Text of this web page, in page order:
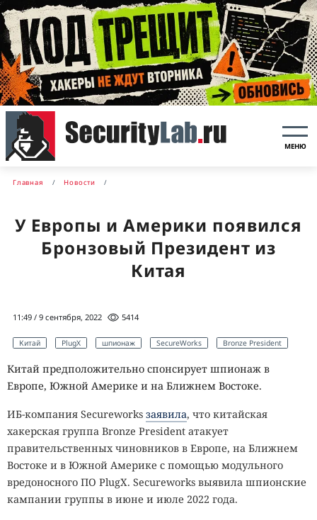
МЕНЮ
Главная Новости
У Европы и Америки появился
Бронзовый Президент из
Китая
11:49 / 9 сентября, 2022 5414
Китай PlugX шпионаж SecureWorks Bronze President
Китай предположительно спонсирует шпионаж в
Европе, Южной Америке и на Ближнем Востоке.
ИБ-компания Secureworks заявила, что китайская
хакерская группа Bronze President атакует
правительственных чиновников в Европе, на Ближнем
Востоке и в Южной Америке с помощью модульного
вредоносного ПО PlugX. Secureworks выявила шпионские
кампании группы в июне и июле 2022 года.